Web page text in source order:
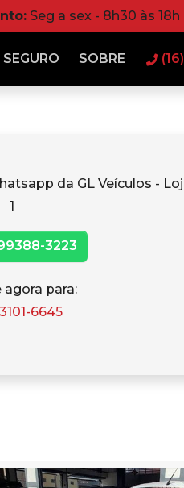
Seg a sex - 8h30 às 18h
SEGURO SOBRE
da GL Veículos -
1
3223
agora para:
6645